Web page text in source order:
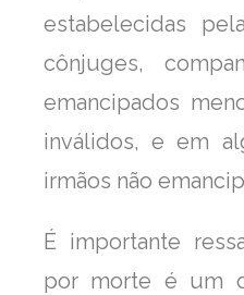
estabelecidas
cônjuges,
emancipados
inválidos, e em
irmãos não
É importante
por morte é um